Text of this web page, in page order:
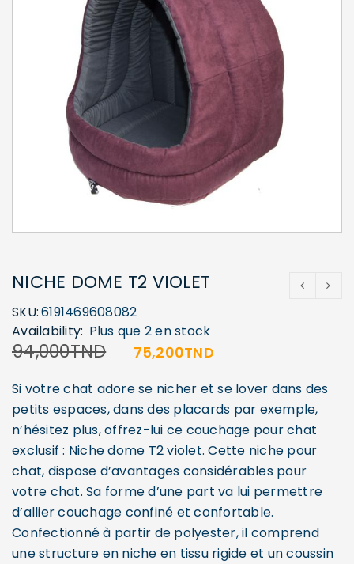
NICHE DOME T2 VIOLET
SKU:6191469608082
Availability: Plus que 2 en stock
94,000TND 75,200TND
Si votre chat adore se nicher et se lover dans des
petits espaces, dans des placards par exemple,
n’hésitez plus, offrez-lui ce couchage pour chat
exclusif : Niche dome T2 violet. Cette niche pour
chat, dispose d’avantages considérables pour
votre chat. Sa forme d’une part va lui permettre
d’allier couchage confiné et confortable.
Confectionné à partir de polyester, il comprend
une structure en niche en tissu rigide et un coussin